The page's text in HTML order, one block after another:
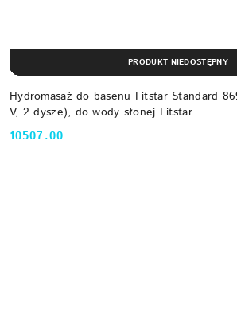
Hydromasaż do basenu Fitstar Standard
V, 2 dysze), do wody słonej Fitstar
Cena:
10507.00
PRODUKT NIEDOSTĘPNY